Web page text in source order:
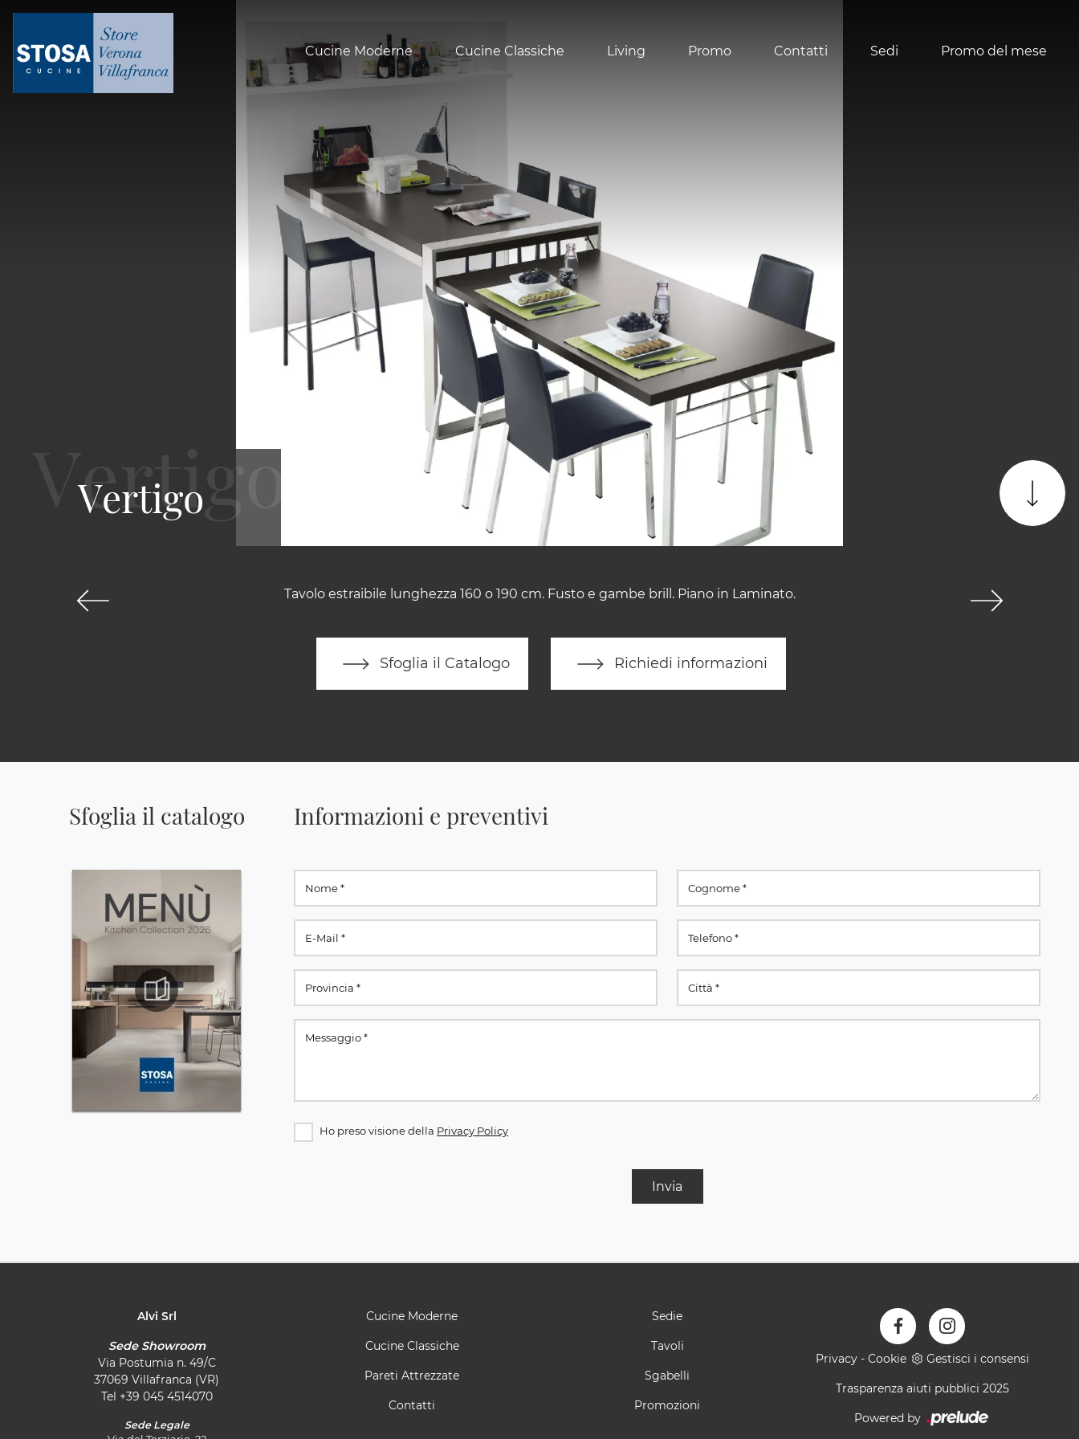
Cucine Moderne Cucine Classiche Living Promo Contatti Sedi Promo del mese
Tavolo estraibile lunghezza 160 o 190 cm. Fusto e gambe brill. Piano in Laminato.
Sfoglia il Catalogo Richiedi informazioni
Vertigo
Sfoglia il catalogo Informazioni e preventivi
Ho preso visione della Privacy Policy
Invia
Alvi Srl
Sede Showroom
Via Postumia n. 49/C
37069 Villafranca (VR)
Tel +39 045 4514070
Sede Legale
Cucine Moderne
Cucine Classiche
Pareti Attrezzate
Contatti
Sedie
Tavoli
Sgabelli
Promozioni
Privacy - Cookie Gestisci i consensi
Trasparenza aiuti pubblici 2025
Powered by